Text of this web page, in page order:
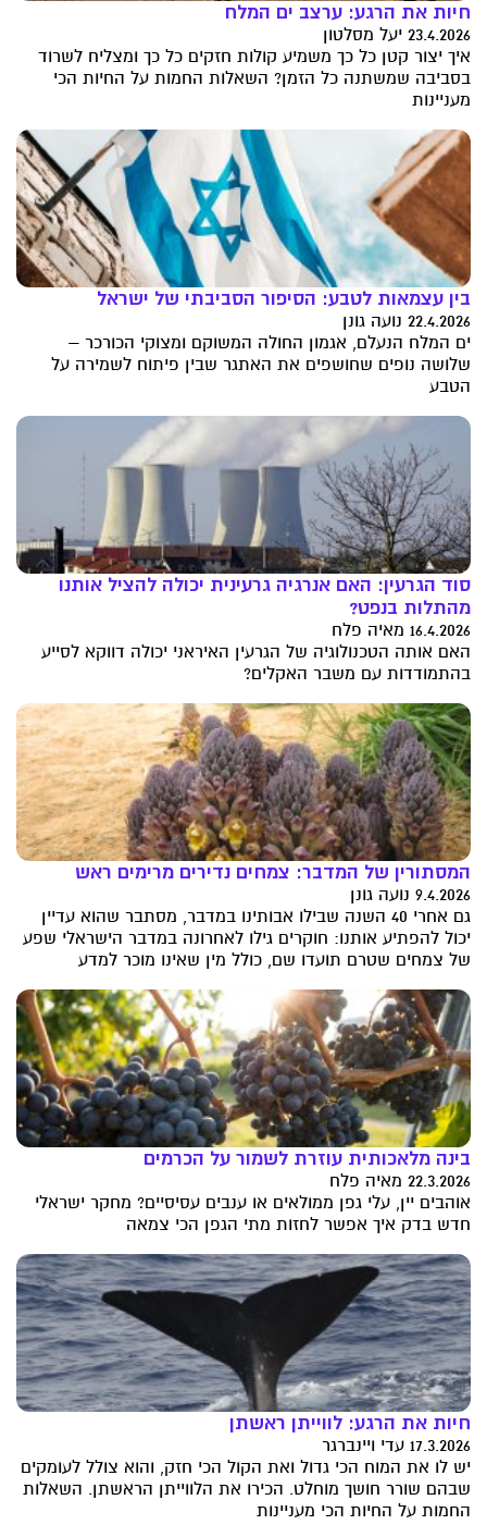
חיות את הרגע: ערצב ים המלח
23.4.2026 יעל מסלטון
איך יצור קטן כל כך משמיע קולות חזקים כל כך ומצליח לשרוד
בסביבה שמשתנה כל הזמן? השאלות החמות על החיות הכי
מעניינות
בין עצמאות לטבע: הסיפור הסביבתי של ישראל
22.4.2026 נועה גונן
ים המלח הנעלם, אגמון החולה המשוקם ומצוקי הכורכר –
שלושה נופים שחושפים את האתגר שבין פיתוח לשמירה על
הטבע
סוד הגרעין: האם אנרגיה גרעינית יכולה להציל אותנו
מהתלות בנפט?
16.4.2026 מאיה פלח
האם אותה הטכנולוגיה של הגרעין האיראני יכולה דווקא לסייע
בהתמודדות עם משבר האקלים?
המסתורין של המדבר: צמחים נדירים מרימים ראש
9.4.2026 נועה גונן
גם אחרי 40 השנה שבילו אבותינו במדבר, מסתבר שהוא עדיין
יכול להפתיע אותנו: חוקרים גילו לאחרונה במדבר הישראלי שפע
של צמחים שטרם תועדו שם, כולל מין שאינו מוכר למדע
בינה מלאכותית עוזרת לשמור על הכרמים
22.3.2026 מאיה פלח
אוהבים יין, עלי גפן ממולאים או ענבים עסיסיים? מחקר ישראלי
חדש בדק איך אפשר לחזות מתי הגפן הכי צמאה
חיות את הרגע: לווייתן ראשתן
17.3.2026 עדי ויינברגר
יש לו את המוח הכי גדול ואת הקול הכי חזק, והוא צולל לעומקים
שבהם שורר חושך מוחלט. הכירו את הלווייתן הראשתן. השאלות
החמות על החיות הכי מעניינות